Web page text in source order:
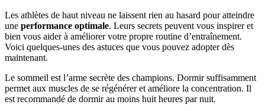
Les athlètes de haut niveau ne laissent rien au hasard pour atteindre
une performance optimale. Leurs secrets peuvent vous inspirer et
bien vous aider à améliorer votre propre routine d’entraînement.
Voici quelques-unes des astuces que vous pouvez adopter dès
maintenant.
Le sommeil est l’arme secrète des champions. Dormir suffisamment
permet aux muscles de se régénérer et améliore la concentration. Il
est recommandé de dormir au moins huit heures par nuit.